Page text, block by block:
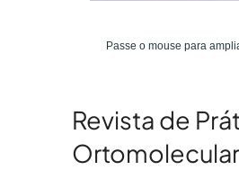
Passe o mouse para
Revista de